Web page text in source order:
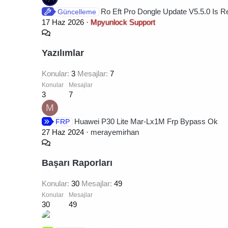
Güncelleme
Ro Eft Pro Dongle Update V5.5.0 Is
17 Haz 2026
Mpyunlock Support
Yazılımlar
Konular 3 Mesajlar 7
Konular
3
Mesajlar
7
M
FRP
Huawei P30 Lite Mar-Lx1M Frp Bypass Ok
27 Haz 2024
merayemirhan
Başarı Raporları
Konular 30 Mesajlar 49
Konular
30
Mesajlar
49